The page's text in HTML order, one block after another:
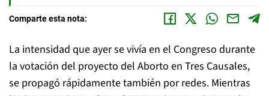
Comparte esta nota:
La intensidad que ayer se vivía en el Congreso durante
la votación del proyecto del Aborto en Tres Causales,
se propagó rápidamente también por redes. Mientras